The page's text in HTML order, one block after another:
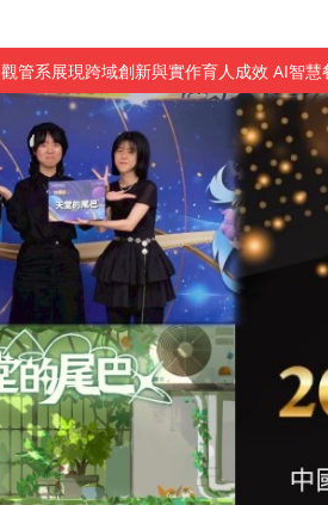
觀管系展現跨域創新與實作育人成效 AI智
學務處舉辦「董事長『聊』心室」 上官董
成人之美成就學生夢想 菁英學程陪伴財金
金曲陣容強勢進駐！中國科大原民音樂成果
數媒系《天堂的尾巴》、《礦影》勇奪台灣
師生攜手磨練一個月！觀管系榮獲天籟盃
一銀彭仁主中國科大開講 解密AI時代的金
通識教育中心主辦「114學年度AI英文自我
數據後的溫度：財金系傑出校友共議「人
森城建設股份有限公司捐贈 嘉惠行管系莘莘
產學合作新里程！財金系師生參訪中租控股